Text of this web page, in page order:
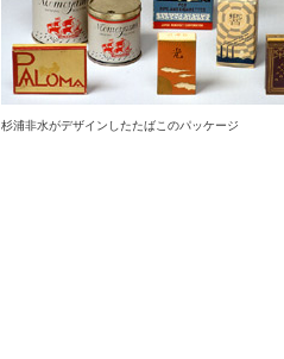
杉浦非水がデザインしたたばこのパッケージ